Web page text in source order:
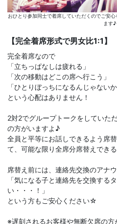
おひとり参加同士で着席していただくのでご安
ます♪
【完全着席形式で男女比1:1】
完全着席なので
「立ちっぱなしは疲れる」
「次の移動はどこの席へ行こう」
「ひとりぼっちになるんじゃないか
という心配はありません！
2対2でグループトークをしていた
の方がいますよ♪
全員と平等にお話しできるよう席
て、可能な限り全席分席替えでき
席替え前には、連絡先交換のアナ
「気になる子と連絡先を交換する
い・・・！」
という方もご安心ください☆
※遅刻されるお客様や無断欠席の方